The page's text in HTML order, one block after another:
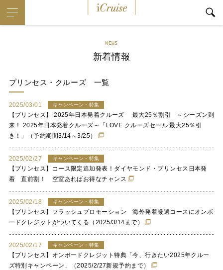
NEWS
新着情報
プリンセス・クルーズ 一覧
2025/03/01 キャンペーン・特集
【プリンセス】 2025年日本発着クルーズ 最大25％割引 ～シーズン到
来！ 2025年日本発着クルーズ～「LOVE クルーズセール 最大25％引
き！」（予約期間3/14～3/25）
2025/02/27 キャンペーン・特集
【プリンセス】コース限定追加発表！ダイヤモンド・プリンセス日本発
着 直前割！ 空室あればお得なチャンス
2025/02/18 キャンペーン・特集
【プリンセス】フラッシュプロモーション 海外発着厳選コースにオンボ
ードクレジットがついてくる（2025/3/14まで）
2025/02/17 キャンペーン・特集
【プリンセス】オンボードクレジット特典「今、行きたい2025年クルー
ズ特別キャンペーン」（2025/2/27新規予約まで）